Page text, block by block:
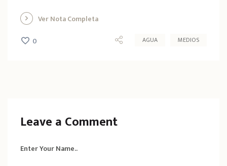
Ver Nota Completa
0
AGUA MEDIOS
Leave a Comment
Enter Your Name..